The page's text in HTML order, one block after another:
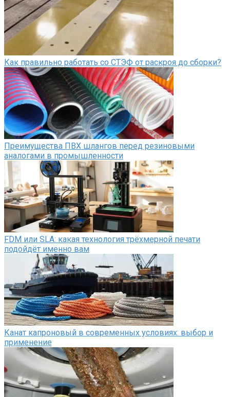
Как правильно работать со СТЭФ от раскроя до сборки?
Преимущества ПВХ шлангов перед резиновыми
аналогами в промышленности
FDM или SLA: какая технология трёхмерной печати
подойдёт именно вам
Канат капроновый в современных условиях: выбор и
применение